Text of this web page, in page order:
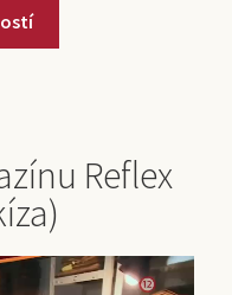
Reflex